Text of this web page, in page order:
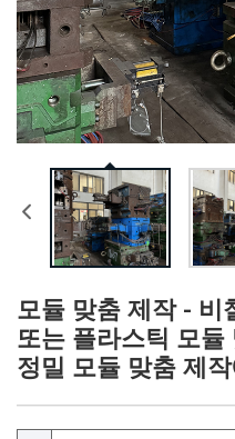
모듈 맞춤 제작 - 비
또는 플라스틱 모
정밀 모듈 맞춤 제